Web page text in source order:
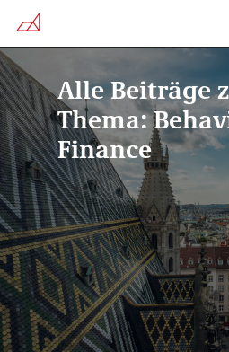
Alle Beiträge
Thema:
Finance